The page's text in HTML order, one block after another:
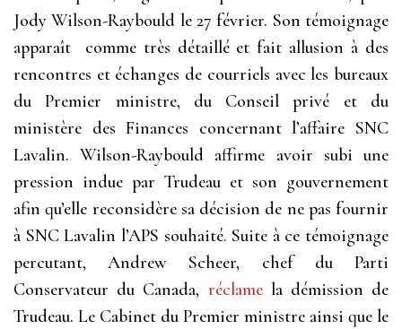
Jody Wilson-Raybould le 27 février. Son témoignage
apparaît comme très détaillé et fait allusion à des
rencontres et échanges de courriels avec les bureaux
du Premier ministre, du Conseil privé et du
ministère des Finances concernant l’affaire SNC
Lavalin. Wilson-Raybould affirme avoir subi une
pression indue par Trudeau et son gouvernement
afin qu’elle reconsidère sa décision de ne pas fournir
à SNC Lavalin l’APS souhaité. Suite à ce témoignage
percutant, Andrew Scheer, chef du Parti
Conservateur du Canada, réclamela démission de
Trudeau. Le Cabinet du Premier ministre ainsi que le